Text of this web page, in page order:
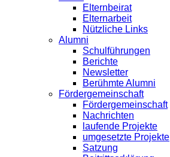
Elternbeirat
Elternarbeit
Nützliche Links
Alumni
Schulführungen
Berichte
Newsletter
Berühmte Alumni
Förder­gemeinschaft
Fördergemeinschaft
Nachrichten
laufende Projekte
umgesetzte Projekte
Satzung